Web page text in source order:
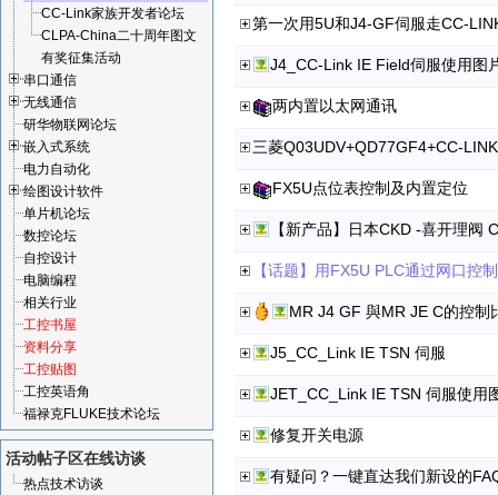
CC-Link家族开发者论坛
CLPA-China二十周年图文
有奖征集活动
串口通信
无线通信
研华物联网论坛
嵌入式系统
电力自动化
绘图设计软件
单片机论坛
数控论坛
自控设计
电脑编程
相关行业
工控书屋
资料分享
工控贴图
工控英语角
福禄克FLUKE技术论坛
活动帖子区在线访谈
热点技术访谈
J4_CC-Link IE Field伺服使用图
两内置以太网通讯
三菱Q03UDV+QD77GF4+CC-
FX5U点位表控制及内置定位
【话题】用FX5U PLC通过网口控
MR J4 GF 與MR JE C的控制
J5_CC_Link IE TSN 伺服
JET_CC_Link IE TSN 伺服使用
修复开关电源
有疑问？一键直达我们新设的